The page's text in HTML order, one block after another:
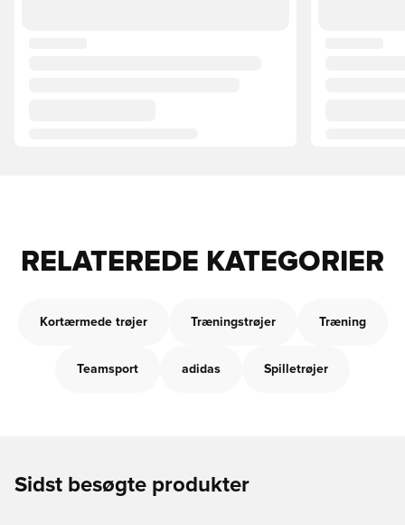
RELATEREDE KATEGORIER
Kortærmede trøjer Træningstrøjer Træning
Teamsport adidas Spilletrøjer
Sidst besøgte produkter